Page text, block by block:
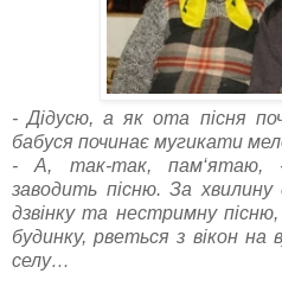
- Дідусю, а як ота пісня
бабуся починає мугикати
- А, так-так, пам‘ятаю, -
заводить пісню. За
дзвінку та нестримну
будинку, рветься з вікон
селу…